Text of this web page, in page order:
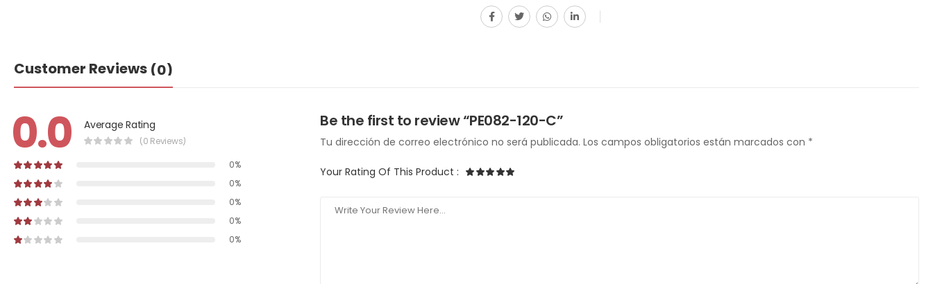
Customer Reviews (0)
0.0 Average Rating
(0 Reviews)
0%
0%
0%
0%
0%
Be the first to review “PE082-120-C”
Tu dirección de correo electrónico no será publicada. Los campos obligatorios están marcados con *
Your Rating Of This Product :